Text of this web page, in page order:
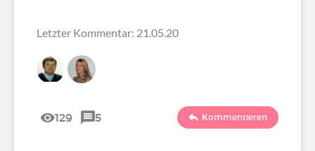
Letzter Kommentar: 21.05.20
129 5 Kommentieren